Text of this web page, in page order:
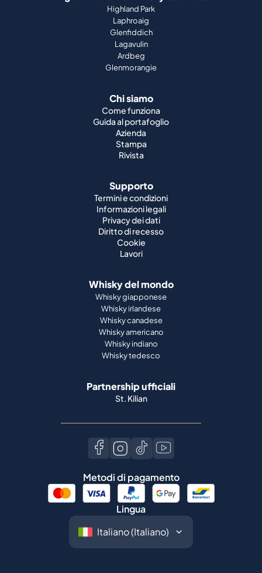
Glenmorangie
Chi siamo
Come funziona
Guida al portafoglio
Azienda
Rivista
Supporto
Termini e condizioni
Informazioni legali
Privacy dei dati
Cookie
Lavori
Whisky del mondo
Whisky giapponese
Whisky irlandese
Whisky indiano
Whisky tedesco
Partnership ufficiali
St. Kilian
Lingua
2026Spiritory.Tutti i diritti riservati